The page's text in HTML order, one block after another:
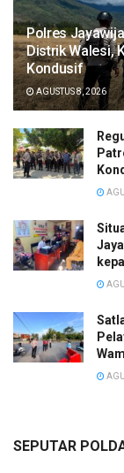
Polres
Distrik Walesi,
Kondusif
AGUSTUS 8, 2026
SEPUTAR